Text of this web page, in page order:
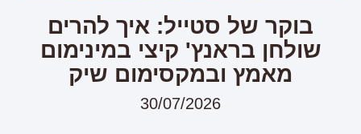
בוקר של סטייל: איך להרים
שולחן בראנץ' קיצי במינימום
מאמץ ובמקסימום שיק
30/07/2026